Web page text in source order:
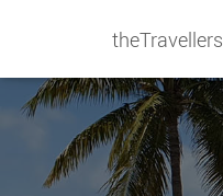
theTravellers